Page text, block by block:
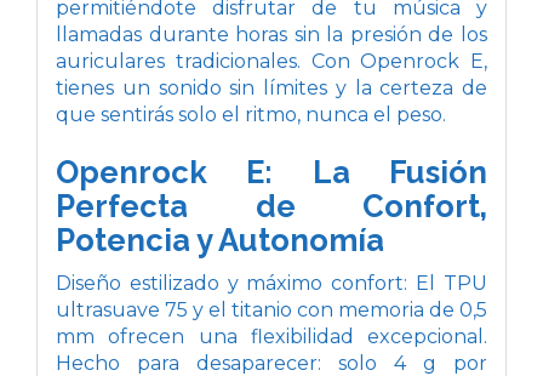
permitiéndote disfrutar de tu música y
llamadas durante horas sin la presión de los
auriculares tradicionales. Con Openrock E,
tienes un sonido sin límites y la certeza de
que sentirás solo el ritmo, nunca el peso.
Openrock E: La Fusión
Perfecta de Confort,
Potencia y Autonomía
Diseño estilizado y máximo confort: El TPU
ultrasuave 75 y el titanio con memoria de 0,5
mm ofrecen una flexibilidad excepcional.
Hecho para desaparecer: solo 4 g por